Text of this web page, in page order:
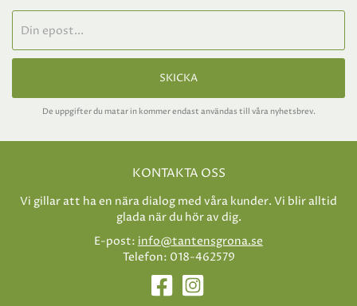
SKICKA
De uppgifter du matar in kommer endast användas till våra nyhetsbrev.
KONTAKTA OSS
Vi gillar att ha en nära dialog med våra kunder. Vi blir alltid
glada när du hör av dig.
E-post: info@tantensgrona.se
Telefon: 018-462579